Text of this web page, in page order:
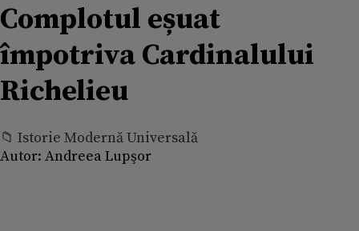
Complotul eșuat
împotriva Cardinalului
Richelieu
📁 Istorie Modernă Universală
Autor: Andreea Lupşor